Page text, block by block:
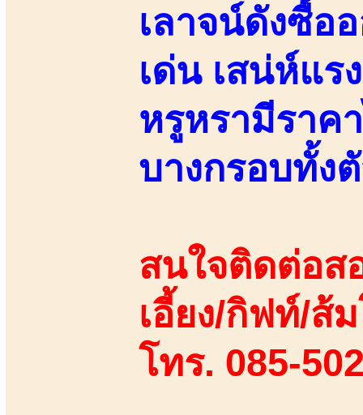
เลาจน์ดังซื้อ
เด่น เสน่ห์แ
หรูหรามีราค
บางกรอบทั้ง
สนใจติดต่อส
เอี้ยง/กิฟท์/ส้
โทร. 085-